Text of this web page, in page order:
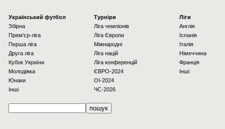
Українcький футбол
Збірна
Прем'єр-ліга
Перша ліга
Друга ліга
Кубок України
Молодіжка
Юнаки
Інші
Турніри
Ліга чемпіонів
Ліга Європи
Міжнародні
Ліга націй
Ліга конференцій
ЄВРО-2024
OI-2024
ЧС-2026
Ліги
Англія
Іспанія
Італія
Німеччина
Франція
Інші